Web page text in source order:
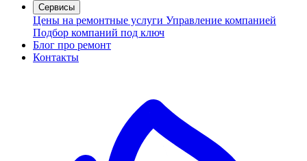
Сервисы
Цены на ремонтные услуги Управление компанией
Подбор компаний под ключ
Блог про ремонт
Контакты